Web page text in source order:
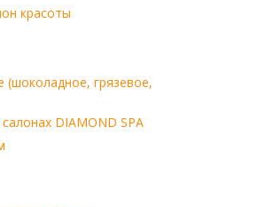
красоты
грязевое,
DIAMOND SPA